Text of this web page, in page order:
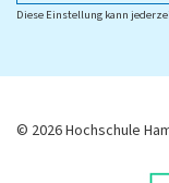
Diese Einstellung kann
© 2026 Hochschule